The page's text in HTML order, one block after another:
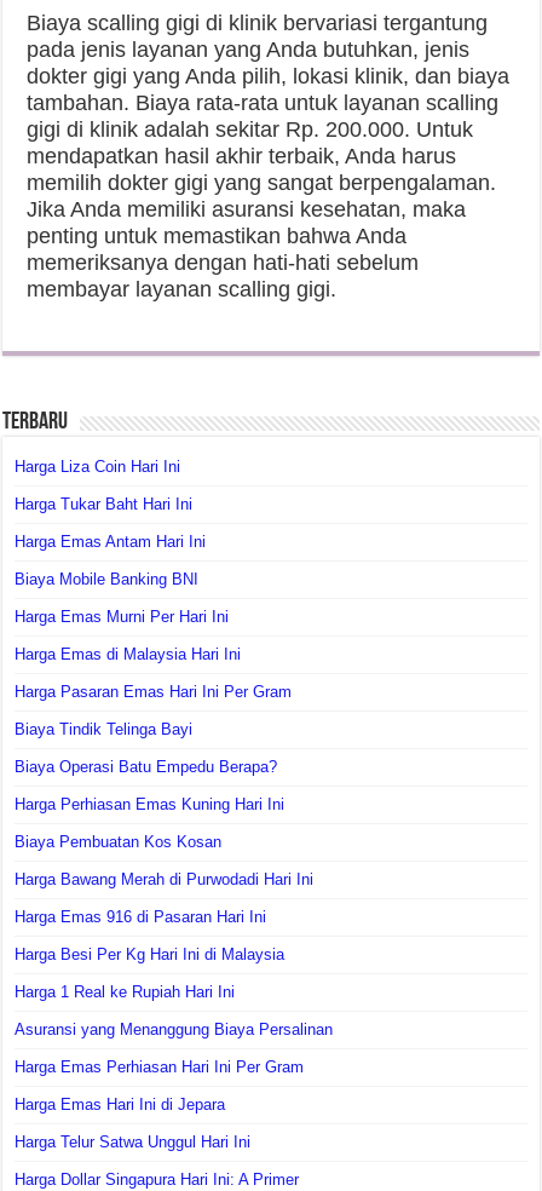
Biaya scalling gigi di klinik bervariasi tergantung
pada jenis layanan yang Anda butuhkan, jenis
dokter gigi yang Anda pilih, lokasi klinik, dan biaya
tambahan. Biaya rata-rata untuk layanan scalling
gigi di klinik adalah sekitar Rp. 200.000. Untuk
mendapatkan hasil akhir terbaik, Anda harus
memilih dokter gigi yang sangat berpengalaman.
Jika Anda memiliki asuransi kesehatan, maka
penting untuk memastikan bahwa Anda
memeriksanya dengan hati-hati sebelum
membayar layanan scalling gigi.
Terbaru
Harga Liza Coin Hari Ini
Harga Tukar Baht Hari Ini
Harga Emas Antam Hari Ini
Biaya Mobile Banking BNI
Harga Emas Murni Per Hari Ini
Harga Emas di Malaysia Hari Ini
Harga Pasaran Emas Hari Ini Per Gram
Biaya Tindik Telinga Bayi
Biaya Operasi Batu Empedu Berapa?
Harga Perhiasan Emas Kuning Hari Ini
Biaya Pembuatan Kos Kosan
Harga Bawang Merah di Purwodadi Hari Ini
Harga Emas 916 di Pasaran Hari Ini
Harga Besi Per Kg Hari Ini di Malaysia
Harga 1 Real ke Rupiah Hari Ini
Asuransi yang Menanggung Biaya Persalinan
Harga Emas Perhiasan Hari Ini Per Gram
Harga Emas Hari Ini di Jepara
Harga Telur Satwa Unggul Hari Ini
Harga Dollar Singapura Hari Ini: A Primer